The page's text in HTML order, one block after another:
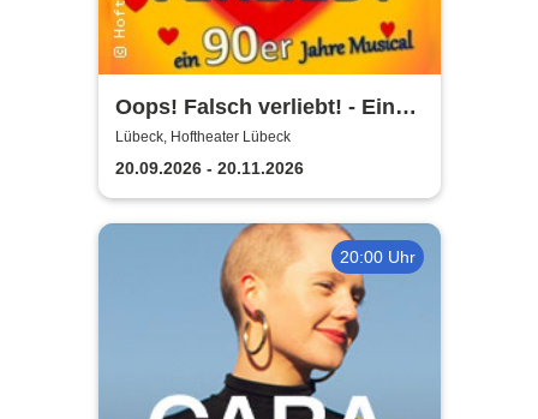
Oops! Falsch verliebt! - Eine
90er Jahre Musicalkomödie
Lübeck, Hoftheater Lübeck
20.09.2026 - 20.11.2026
20:00 Uhr